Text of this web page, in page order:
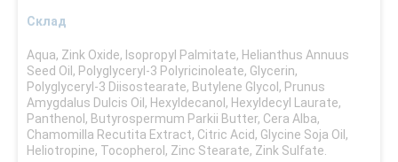
Склад
Aqua, Zink Oxide, Isopropyl Palmitate, Helianthus Annuus
Seed Oil, Polyglyceryl-3 Polyricinoleate, Glycerin,
Polyglyceryl-3 Diisostearate, Butylene Glycol, Prunus
Amygdalus Dulcis Oil, Hexyldecanol, Hexyldecyl Laurate,
Panthenol, Butyrospermum Parkii Butter, Cera Alba,
Chamomilla Recutita Extract, Citric Acid, Glycine Soja Oil,
Heliotropine, Tocopherol, Zinc Stearate, Zink Sulfate.